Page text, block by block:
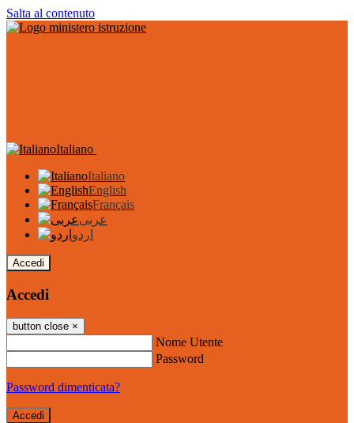
Salta al contenuto
Italiano
Italiano
English
Français
عربى
اردو
Accedi
Accedi
button close ×
Nome Utente
Password
Password dimenticata?